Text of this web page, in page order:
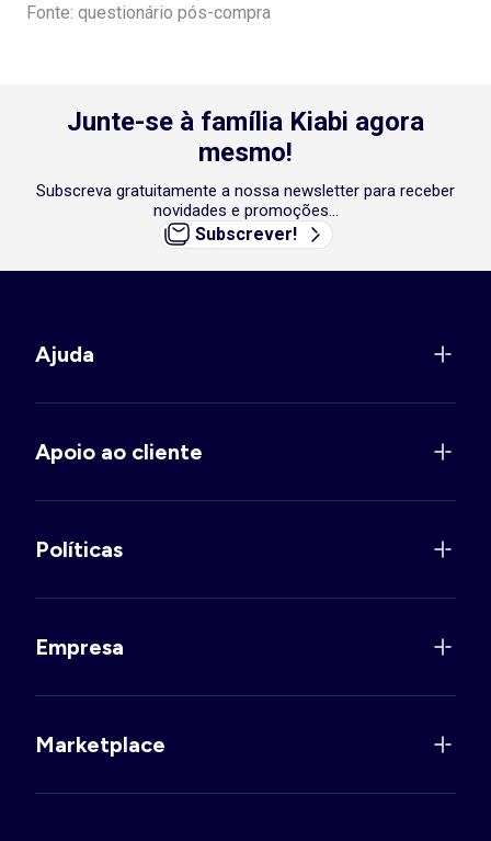
Fonte: questionário pós-compra
Junte-se à família Kiabi agora
mesmo!
Subscreva gratuitamente a nossa newsletter para receber
novidades e promoções...
Subscrever!
Ajuda
Apoio ao cliente
Políticas
Empresa
Marketplace